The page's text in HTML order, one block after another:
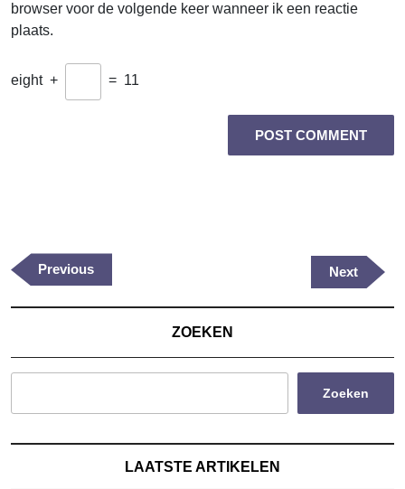
browser voor de volgende keer wanneer ik een reactie
plaats.
eight + = 11
Previous
Post
Previous
Next
Post
Next
ZOEKEN
Zoeken
LAATSTE ARTIKELEN